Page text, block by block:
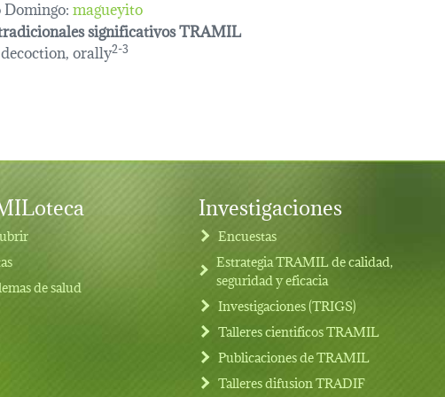
Domingo:magueyito
significativos TRAMIL
orally2-3
de salud
Investigaciones
Encuestas
Estrategia TRAMIL de calidad,
seguridad y eficacia
Investigaciones (TRIGS)
Talleres cientificos TRAMIL
Publicaciones de TRAMIL
Talleres difusion TRADIF